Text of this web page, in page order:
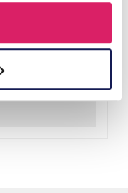
Chicken 8.5cm